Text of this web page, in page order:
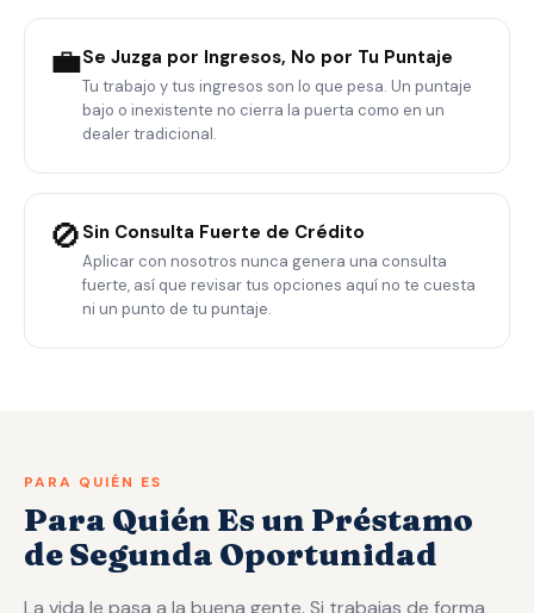
💼Se Juzga por Ingresos, No por Tu Puntaje
Tu trabajo y tus ingresos son lo que pesa. Un puntaje
bajo o inexistente no cierra la puerta como en un
dealer tradicional.
🚫 Sin Consulta Fuerte de Crédito
Aplicar con nosotros nunca genera una consulta
fuerte, así que revisar tus opciones aquí no te cuesta
ni un punto de tu puntaje.
PARA QUIÉN ES
Para Quién Es un Préstamo
de Segunda Oportunidad
La vida le pasa a la buena gente. Si trabajas de forma